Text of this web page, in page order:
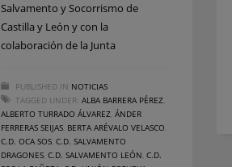
Salvamento y Socorrismo de
Castilla y León y con la
colaboración de la Junta
PUBLISHED IN NOTICIAS
TAGGED UNDER: ALBA BARRERA PÉREZ,
ALBERTO TURRADO ÁLVAREZ, ÁNDER
FERRERAS SEIJAS, BERTA ARÉVALO VELASCO,
C.D. OCA SOS, C.D. SALVAMENTO
DRAGONES, C.D. SALVAMENTO LEÓN, C.D.